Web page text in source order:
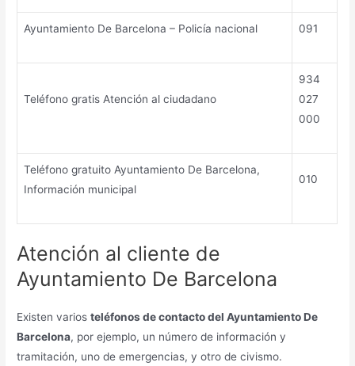
Ayuntamiento De Barcelona – Policía nacional 091
Teléfono gratis Atención al ciudadano
934
027
000
Teléfono gratuito Ayuntamiento De Barcelona,
Información municipal
010
Atención al cliente de
Ayuntamiento De Barcelona
Existen variosteléfonos de contacto del Ayuntamiento De
Barcelona, por ejemplo, un número de información y
tramitación, uno de emergencias, y otro de civismo.